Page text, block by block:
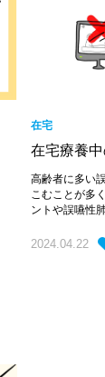
在宅
在宅療養
高齢者に多い
こむことが多
ントや誤嚥性
2024.04.22